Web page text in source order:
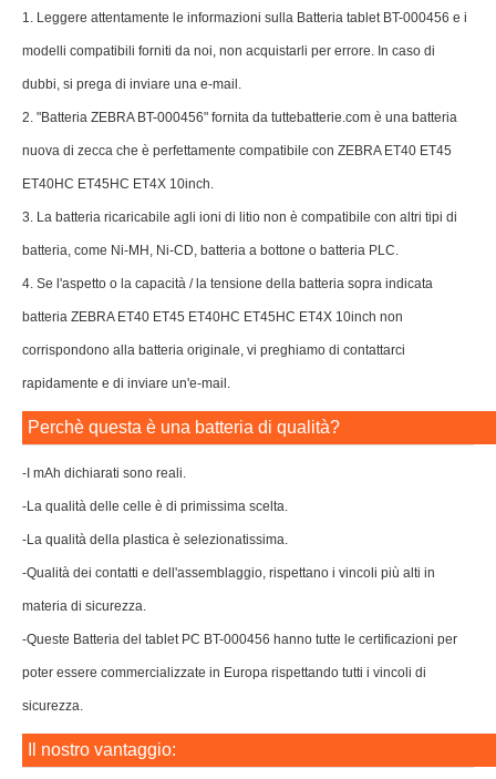
1. Leggere attentamente le informazioni sulla Batteria tablet BT-000456 e i
modelli compatibili forniti da noi, non acquistarli per errore. In caso di
dubbi, si prega di inviare una e-mail.
2. "Batteria ZEBRA BT-000456" fornita da tuttebatterie.com è una batteria
nuova di zecca che è perfettamente compatibile con ZEBRA ET40 ET45
ET40HC ET45HC ET4X 10inch.
3. La batteria ricaricabile agli ioni di litio non è compatibile con altri tipi di
batteria, come Ni-MH, Ni-CD, batteria a bottone o batteria PLC.
4. Se l'aspetto o la capacità / la tensione della batteria sopra indicata
batteria ZEBRA ET40 ET45 ET40HC ET45HC ET4X 10inch non
corrispondono alla batteria originale, vi preghiamo di contattarci
rapidamente e di inviare un'e-mail.
Perchè questa è una batteria di qualità?
-I mAh dichiarati sono reali.
-La qualità delle celle è di primissima scelta.
-La qualità della plastica è selezionatissima.
-Qualità dei contatti e dell'assemblaggio, rispettano i vincoli più alti in
materia di sicurezza.
-Queste Batteria del tablet PC BT-000456 hanno tutte le certificazioni per
poter essere commercializzate in Europa rispettando tutti i vincoli di
sicurezza.
Il nostro vantaggio: